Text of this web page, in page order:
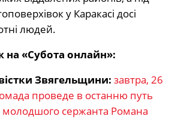
у Каракасі досі
людей.
на «Субота онлайн»:
Звягельщини: завтра, 26
проведе в останню путь
молодшого сержанта Романа